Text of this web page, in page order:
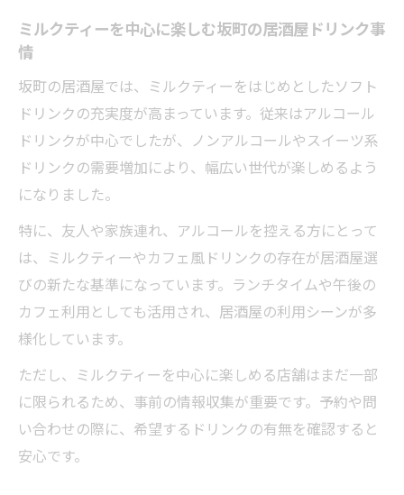
ミルクティーを中心に楽しむ坂町の居酒屋ドリンク事
情
坂町の居酒屋では、ミルクティーをはじめとしたソフト
ドリンクの充実度が高まっています。従来はアルコール
ドリンクが中心でしたが、ノンアルコールやスイーツ系
ドリンクの需要増加により、幅広い世代が楽しめるよう
になりました。
特に、友人や家族連れ、アルコールを控える方にとって
は、ミルクティーやカフェ風ドリンクの存在が居酒屋選
びの新たな基準になっています。ランチタイムや午後の
カフェ利用としても活用され、居酒屋の利用シーンが多
様化しています。
ただし、ミルクティーを中心に楽しめる店舗はまだ一部
に限られるため、事前の情報収集が重要です。予約や問
い合わせの際に、希望するドリンクの有無を確認すると
安心です。